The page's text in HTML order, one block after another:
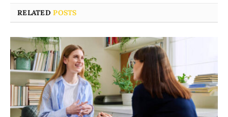
RELATEDPOSTS